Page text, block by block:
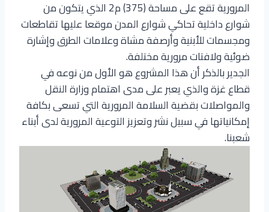
المرورية تقع على مساحة (375) م2 الذي يتكون من
شوارع داخلية تحاكي شوارع المدن موقعا عليها تقاطعات
ومجسمات للأبنية وأرصفة مشاة وعلامات الطرق وإشارة
ضوئية ولافتات مرورية مختلفة.
الجدير بالذكر أن هذا المشروع هو الأول من نوعه في
قطاع غزة والذي يعبر على مدى اهتمام وزارة النقل
والمواصلات بقضية السلامة المرورية التي تسعى بكافة
إمكانياتها في سبيل نشر وتعزيز التوعية المرورية لدى أبناء
شعبنا.